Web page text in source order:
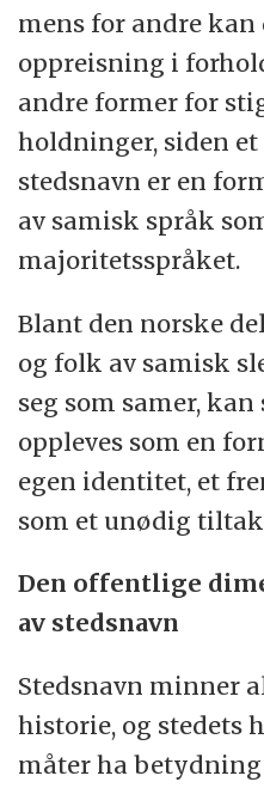
mens for andre
oppreisning i
andre former for
holdninger, siden
stedsnavn er en
av samisk språk
majoritetsspråket.
Blant den norske
og folk av samisk
seg som samer,
oppleves som en
egen identitet, et
som et unødig
Den offentlige
av stedsnavn
Stedsnavn minner
historie, og stedets
måter ha